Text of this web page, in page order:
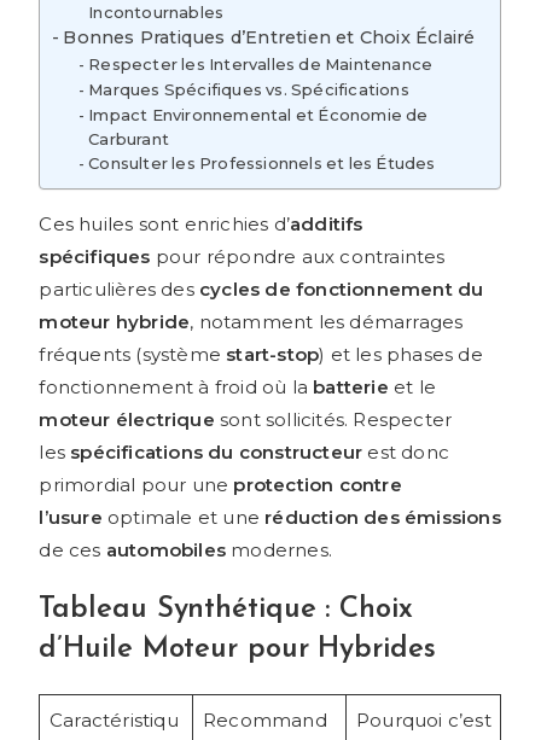
Incontournables
Bonnes Pratiques d’Entretien et Choix Éclairé
Respecter les Intervalles de Maintenance
Marques Spécifiques vs. Spécifications
Impact Environnemental et Économie de
Carburant
Consulter les Professionnels et les Études
Ces huiles sont enrichies d’additifs
spécifiques pour répondre aux contraintes
particulières des cycles de fonctionnement du
moteur hybride, notamment les démarrages
fréquents (système start-stop) et les phases de
fonctionnement à froid où la batterie et le
moteur électrique sont sollicités. Respecter
les spécifications du constructeur est donc
primordial pour une protection contre
l’usure optimale et une réduction des émissions
de ces automobiles modernes.
Tableau Synthétique : Choix
d’Huile Moteur pour Hybrides
Caractéristiqu
Recommand
Pourquoi c’est